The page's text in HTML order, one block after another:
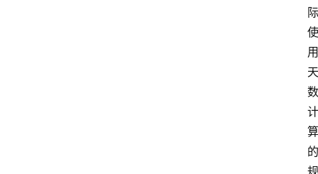
际
使
用
天
数
计
算
的
规